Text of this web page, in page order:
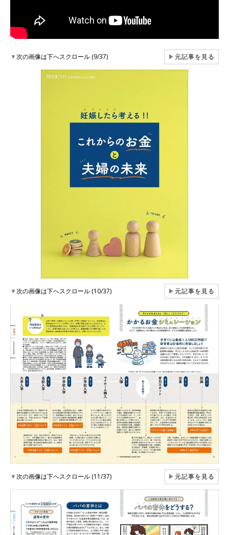
▼次の画像は下へスクロール (9/37) ▶元記事を見る
▼次の画像は下へスクロール (10/37) ▶元記事を見る
▼次の画像は下へスクロール (11/37) ▶元記事を見る